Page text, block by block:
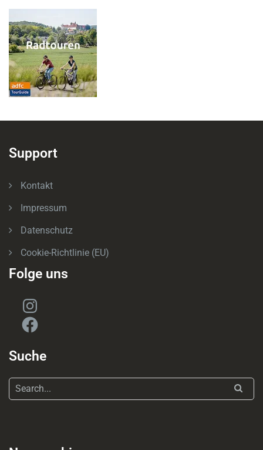
Support
Kontakt
Impressum
Datenschutz
Cookie-Richtlinie (EU)
Folge uns
Instagram
Facebook
Suche